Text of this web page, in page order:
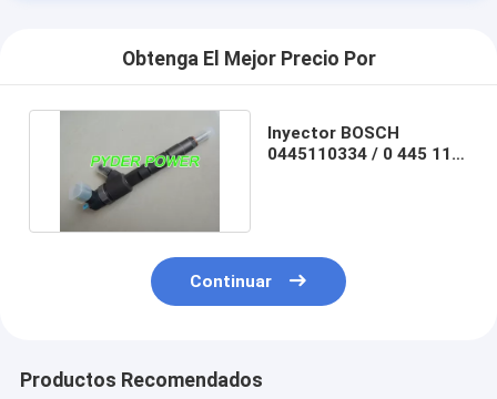
Obtenga El Mejor Precio Por
Inyector BOSCH
0445110334 / 0 445 110
Continuar
Productos Recomendados